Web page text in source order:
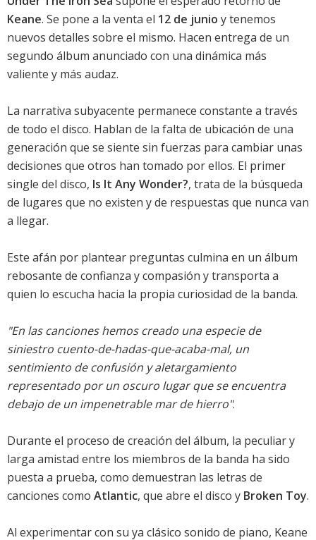
Keane. Se pone a la venta el 12 de junio y tenemos
nuevos detalles sobre el mismo. Hacen entrega de un
segundo álbum anunciado con una dinámica más
valiente y más audaz.
La narrativa subyacente permanece constante a través
de todo el disco. Hablan de la falta de ubicación de una
generación que se siente sin fuerzas para cambiar unas
decisiones que otros han tomado por ellos. El primer
single del disco, Is It Any Wonder?, trata de la búsqueda
de lugares que no existen y de respuestas que nunca van
a llegar.
Este afán por plantear preguntas culmina en un álbum
rebosante de confianza y compasión y transporta a
quien lo escucha hacia la propia curiosidad de la banda.
"En las canciones hemos creado una especie de
siniestro cuento-de-hadas-que-acaba-mal, un
sentimiento de confusión y aletargamiento
representado por un oscuro lugar que se encuentra
debajo de un impenetrable mar de hierro".
Durante el proceso de creación del álbum, la peculiar y
larga amistad entre los miembros de la banda ha sido
puesta a prueba, como demuestran las letras de
canciones como Atlantic, que abre el disco y Broken Toy.
Al experimentar con su ya clásico sonido de piano, Keane